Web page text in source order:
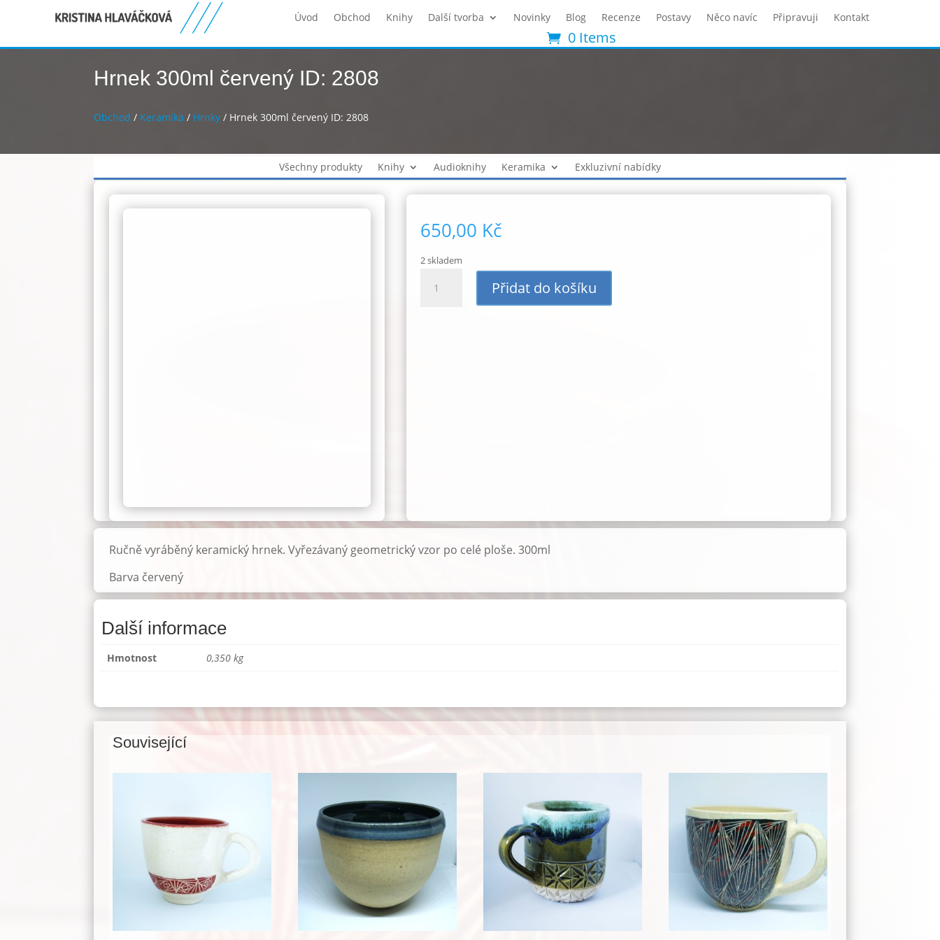
Úvod Obchod Knihy Další tvorba Novinky Blog Recenze Postavy Něco navíc Připravuji Kontakt
0 Items
Hrnek 300ml červený ID: 2808
Obchod / Keramika / Hrnky / Hrnek 300ml červený ID: 2808
Všechny produkty Knihy Audioknihy Keramika Exkluzivní nabídky
650,00 Kč
2 skladem
300ml
Přidat do košíku
Ručně vyráběný keramický hrnek. Vyřezávaný geometrický vzor po celé ploše. 300ml
Barva červený
Další informace
Hmotnost 0,350 kg
Související